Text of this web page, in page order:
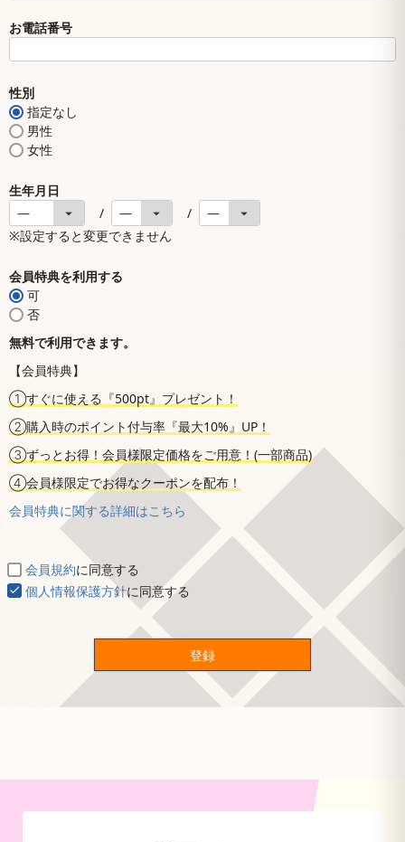
お電話番号
性別
指定なし
男性
女性
生年月日
※設定すると変更できません
会員特典を利用する
可
否
無料で利用できます。
【会員特典】
①すぐに使える『500pt』プレゼント！
②購入時のポイント付与率『最大10%』UP！
③ずっとお得！会員様限定価格をご用意！(一部商品)
④会員様限定でお得なクーポンを配布！
会員特典に関する詳細はこちら
会員規約に同意する
個人情報保護方針に同意する
登録